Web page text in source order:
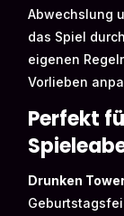
Abwechslung
das Spiel
eigenen
Vorlieben
Perfekt
Drunken